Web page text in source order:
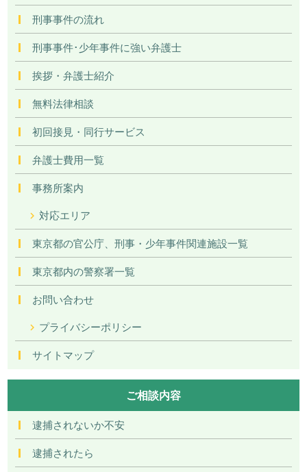
刑事事件の流れ
刑事事件･少年事件に強い弁護士
挨拶・弁護士紹介
無料法律相談
初回接見・同行サービス
弁護士費用一覧
事務所案内
対応エリア
東京都の官公庁、刑事・少年事件関連施設一覧
東京都内の警察署一覧
お問い合わせ
プライバシーポリシー
サイトマップ
ご相談内容
逮捕されないか不安
逮捕されたら